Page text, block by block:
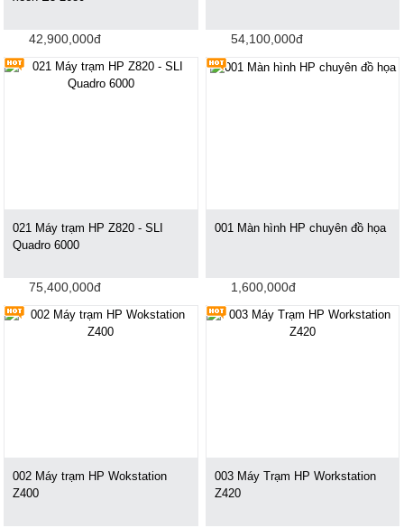
42,900,000đ 54,100,000đ
021 Máy trạm HP Z820 - SLI
Quadro 6000
75,400,000đ
001 Màn hình HP chuyên đồ họa
1,600,000đ
002 Máy trạm HP Wokstation
Z400
003 Máy Trạm HP Workstation
Z420